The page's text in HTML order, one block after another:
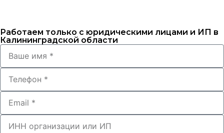
Работаем только с юридическими лицами и ИП в
Калининградской области